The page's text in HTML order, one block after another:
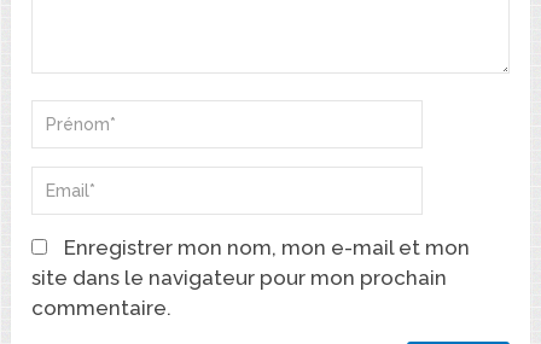
Enregistrer mon nom, mon e-mail et mon
site dans le navigateur pour mon prochain
commentaire.